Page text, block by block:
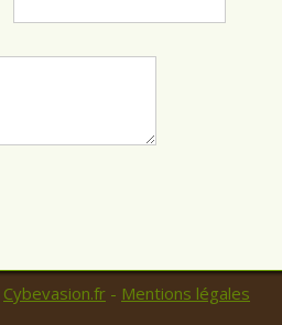
Cybevasion.fr - Mentions légales